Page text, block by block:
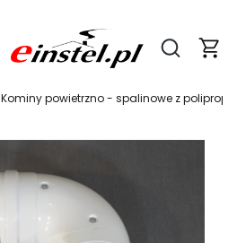
Otwórz
Kominy powietrzno - spalinowe z